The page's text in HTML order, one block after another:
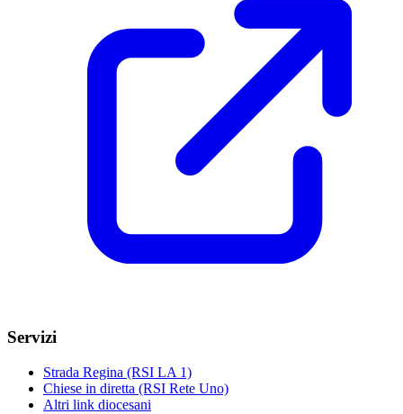
Servizi
Strada Regina (RSI LA 1)
Chiese in diretta (RSI Rete Uno)
Altri link diocesani